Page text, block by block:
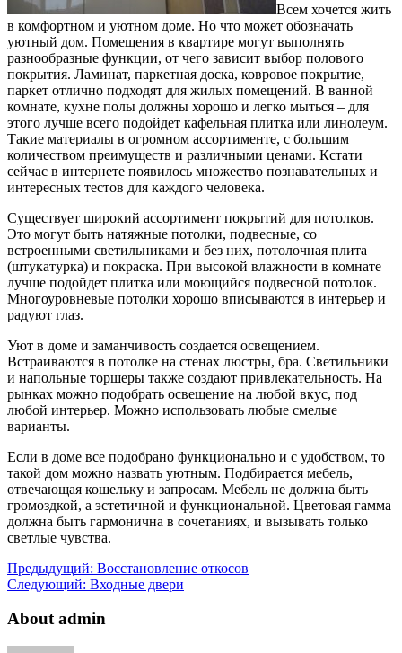
Всем хочется жить
в комфортном и уютном доме. Но что может обозначать
уютный дом. Помещения в квартире могут выполнять
разнообразные функции, от чего зависит выбор полового
покрытия. Ламинат, паркетная доска, ковровое покрытие,
паркет отлично подходят для жилых помещений. В ванной
комнате, кухне полы должны хорошо и легко мыться – для
этого лучше всего подойдет кафельная плитка или линолеум.
Такие материалы в огромном ассортименте, с большим
количеством преимуществ и различными ценами. Кстати
сейчас в интернете появилось множество познавательных и
интересных тестов для каждого человека.
Существует широкий ассортимент покрытий для потолков.
Это могут быть натяжные потолки, подвесные, со
встроенными светильниками и без них, потолочная плита
(штукатурка) и покраска. При высокой влажности в комнате
лучше подойдет плитка или моющийся подвесной потолок.
Многоуровневые потолки хорошо вписываются в интерьер и
радуют глаз.
Уют в доме и заманчивость создается освещением.
Встраиваются в потолке на стенах люстры, бра. Светильники
и напольные торшеры также создают привлекательность. На
рынках можно подобрать освещение на любой вкус, под
любой интерьер. Можно использовать любые смелые
варианты.
Если в доме все подобрано функционально и с удобством, то
такой дом можно назвать уютным. Подбирается мебель,
отвечающая кошельку и запросам. Мебель не должна быть
громоздкой, а эстетичной и функциональной. Цветовая гамма
должна быть гармонична в сочетаниях, и вызывать только
светлые чувства.
Предыдущий: Восстановление откосов
Следующий: Входные двери
About admin